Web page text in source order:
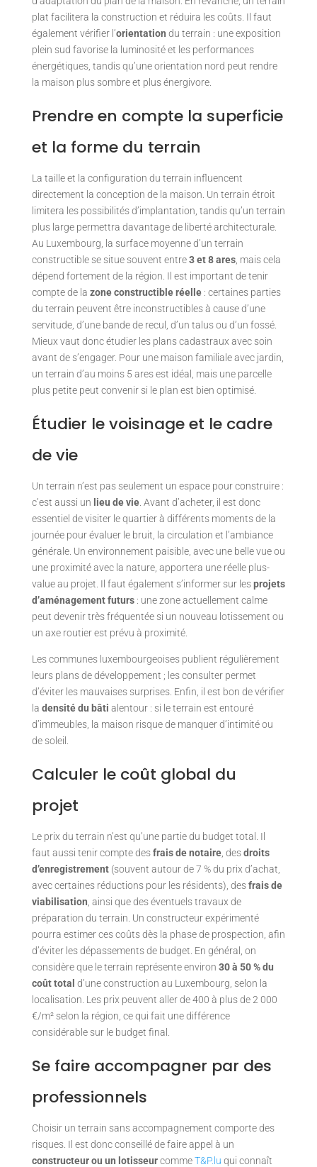
plat facilitera la construction et réduira les coûts. Il faut
également vérifier l’orientation du terrain : une exposition
plein sud favorise la luminosité et les performances
énergétiques, tandis qu’une orientation nord peut rendre
la maison plus sombre et plus énergivore.
Prendre en compte la superficie
et la forme du terrain
La taille et la configuration du terrain influencent
directement la conception de la maison. Un terrain étroit
limitera les possibilités d’implantation, tandis qu’un terrain
plus large permettra davantage de liberté architecturale.
Au Luxembourg, la surface moyenne d’un terrain
constructible se situe souvent entre3 et 8 ares, mais cela
dépend fortement de la région. Il est important de tenir
compte de la zone constructible réelle: certaines parties
du terrain peuvent être inconstructibles à cause d’une
servitude, d’une bande de recul, d’un talus ou d’un fossé.
Mieux vaut donc étudier les plans cadastraux avec soin
avant de s’engager. Pour une maison familiale avec jardin,
un terrain d’au moins 5 ares est idéal, mais une parcelle
plus petite peut convenir si le plan est bien optimisé.
Étudier le voisinage et le cadre
de vie
Un terrain n’est pas seulement un espace pour construire :
c’est aussi un lieu de vie. Avant d’acheter, il est donc
essentiel de visiter le quartier à différents moments de la
journée pour évaluer le bruit, la circulation et l’ambiance
générale. Un environnement paisible, avec une belle vue ou
une proximité avec la nature, apportera une réelle plus-
value au projet. Il faut également s’informer sur lesprojets
d’aménagement futurs: une zone actuellement calme
peut devenir très fréquentée si un nouveau lotissement ou
un axe routier est prévu à proximité.
Les communes luxembourgeoises publient régulièrement
leurs plans de développement ; les consulter permet
d’éviter les mauvaises surprises. Enfin, il est bon de vérifier
la densité du bâti alentour : si le terrain est entouré
d’immeubles, la maison risque de manquer d’intimité ou
de soleil.
Calculer le coût global du
projet
Le prix du terrain n’est qu’une partie du budget total. Il
faut aussi tenir compte desfrais de notaire, desdroits
d’enregistrement(souvent autour de 7 % du prix d’achat,
avec certaines réductions pour les résidents), desfrais de
viabilisation, ainsi que des éventuels travaux de
préparation du terrain. Un constructeur expérimenté
pourra estimer ces coûts dès la phase de prospection, afin
d’éviter les dépassements de budget. En général, on
considère que le terrain représente environ 30 à 50 % du
coût total d’une construction au Luxembourg, selon la
localisation. Les prix peuvent aller de 400 à plus de 2 000
€/m² selon la région, ce qui fait une différence
considérable sur le budget final.
Se faire accompagner par des
professionnels
Choisir un terrain sans accompagnement comporte des
risques. Il est donc conseillé de faire appel à un
constructeur ou un lotisseurcommeT&P.lu qui connaît